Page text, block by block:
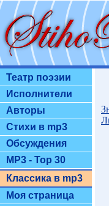
Театр поэзии
Исполнители
Авторы
Стихи в mp3
Обсуждения
MP3 - Top 30
Классика в mp3
Моя страница